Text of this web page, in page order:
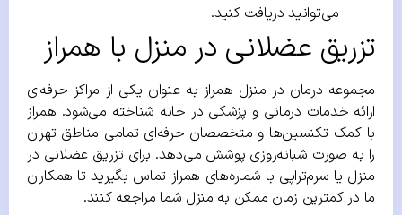
می‌توانید دریافت کنید.
تزریق عضلانی در منزل با همراز
مجموعه درمان در منزل همراز به عنوان یکی از مراکز حرفه‌‌ای
ارائه خدمات درمانی و پزشکی در خانه شناخته می‌شود. همراز
با کمک تکنسین‌ها و متخصصان حرفه‌ای تمامی مناطق تهران
را به صورت شبانه‌روزی پوشش می‌دهد. برای تزریق عضلانی در
منزل یا سرم‌تراپی با شماره‌های همراز تماس بگیرید تا همکاران
ما در کمترین زمان ممکن به منزل شما مراجعه کنند.